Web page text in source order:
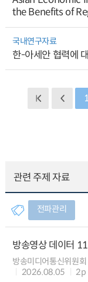
the Benefits of
국내연구자료
한-아세안 협력에
1
관련 주제 자료
전파관리
방송영상 데이터
방송미디어통신위원
2026.08.05
2p